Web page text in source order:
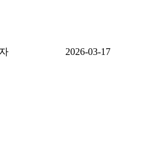
2026-03-17